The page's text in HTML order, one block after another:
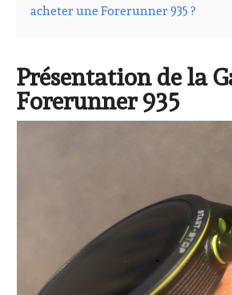
acheter une Forerunner 935 ?
Présentation de la
Forerunner 935